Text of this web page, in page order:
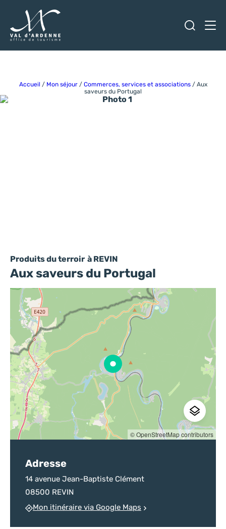
Accueil / Mon séjour/ Commerces, services et associations/ Aux
saveurs du Portugal
Produits du terroir à REVIN
Aux saveurs du Portugal
Photo 1
© OpenStreetMap contributors
Adresse
14 avenue Jean-Baptiste Clément
08500 REVIN
Mon itinéraire via Google Maps